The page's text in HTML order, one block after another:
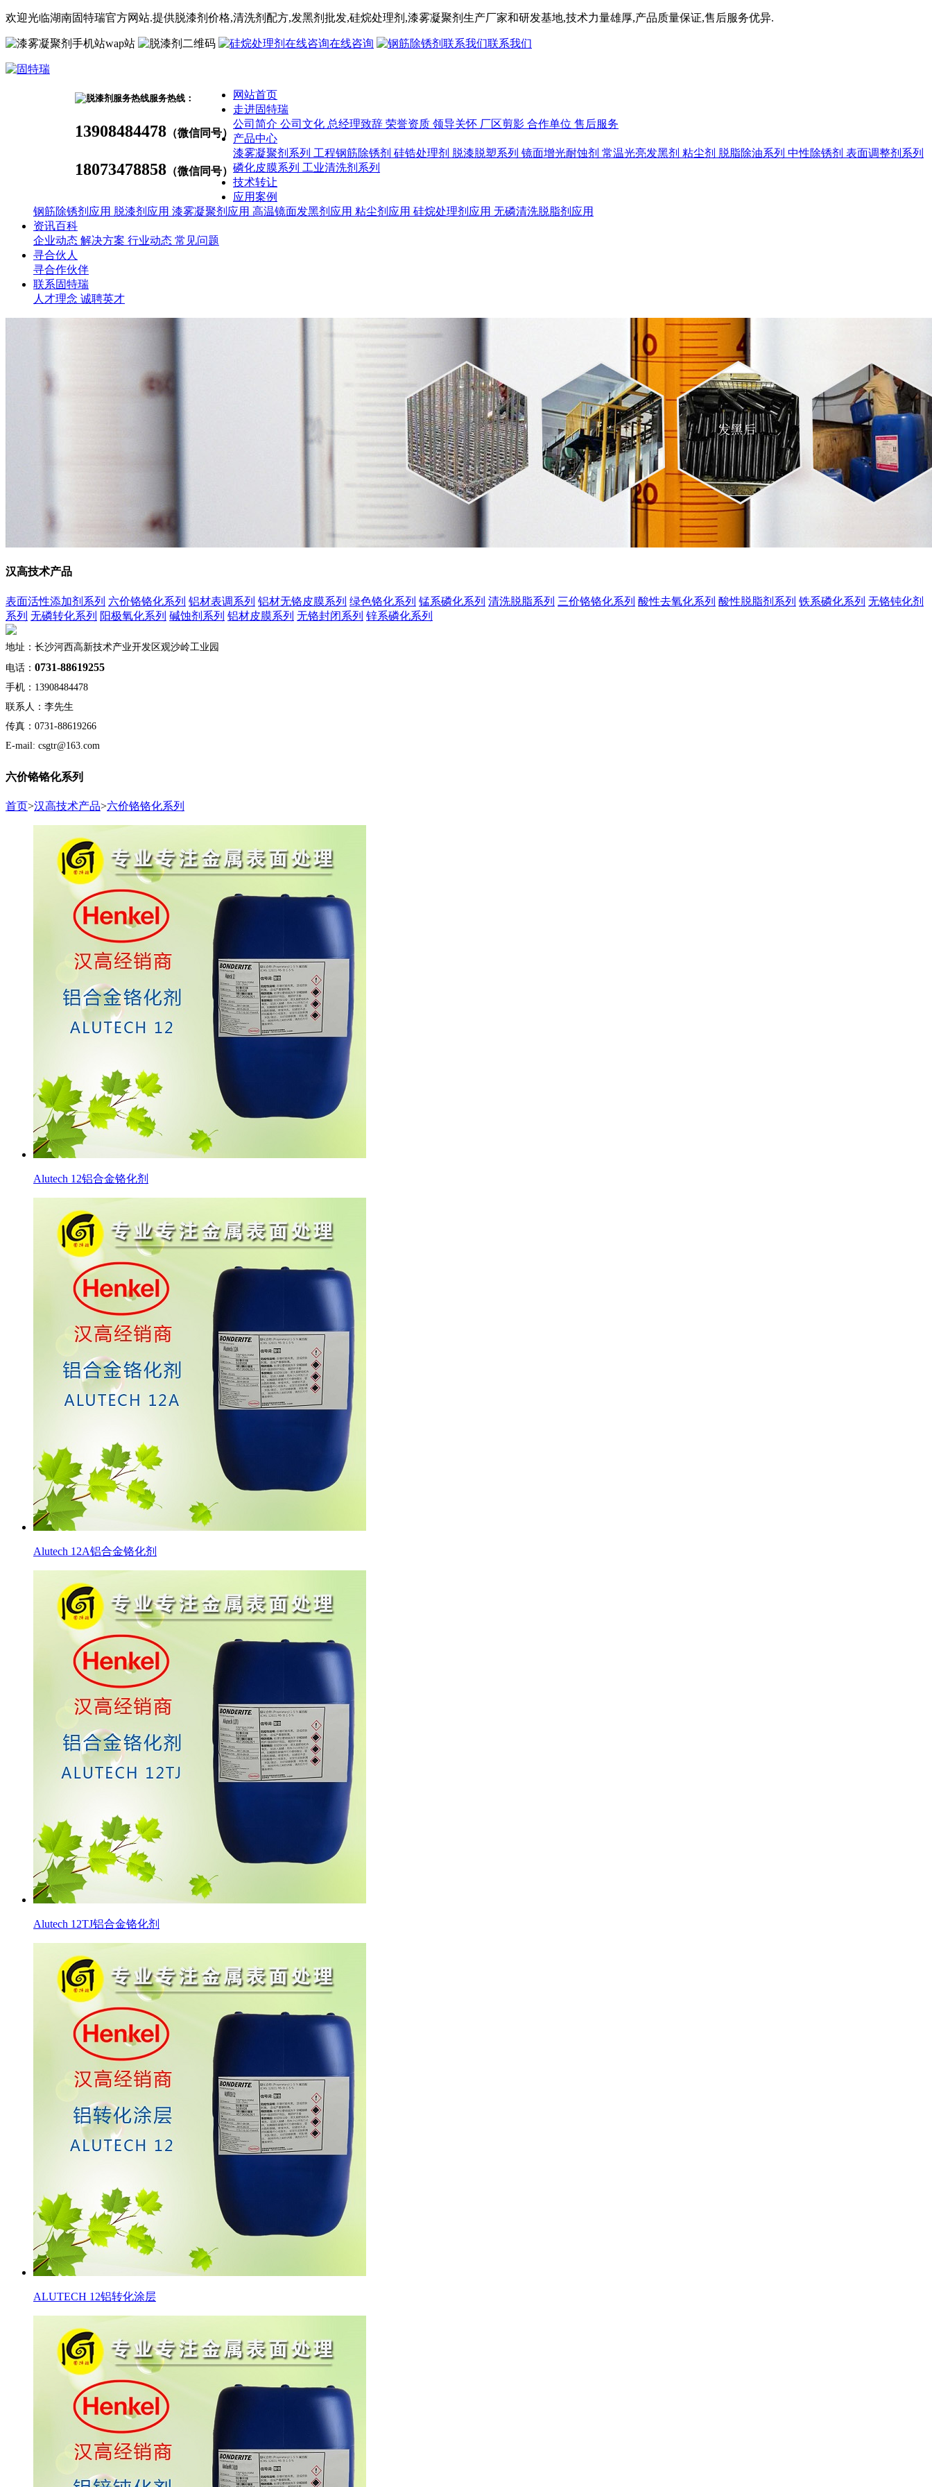
欢迎光临湖南固特瑞官方网站.提供脱漆剂价格,清洗剂 配方,发黑剂 批发,硅烷处理剂 ,漆雾凝聚剂 生产厂家和研发基地,技术力量雄厚,产品质量保证,售后服务优异.
wap站 在线咨询 联系我们
服务热线：
13908484478 （微信同号）
18073478858 （微信同号）
网站首页
走进固特瑞
公司简介 公司文化 总经理致辞 荣誉资质 领导关怀 厂区剪影 合作单位 售后服务
产品中心
漆雾凝聚剂系列 工程钢筋除锈剂 硅锆处理剂 脱漆脱塑系列 镜面增光耐蚀剂 常温光亮发黑剂 粘尘剂 脱脂除油系列 中性除锈剂 表面调整剂系列
磷化皮膜系列 工业清洗剂系列
技术转让
应用案例
钢筋除锈剂应用 脱漆剂应用 漆雾凝聚剂应用 高温镜面发黑剂应用 粘尘剂应用 硅烷处理剂应用 无磷清洗脱脂剂应用
资讯百科
企业动态 解决方案 行业动态 常见问题
寻合伙人
寻合作伙伴
联系固特瑞
人才理念 诚聘英才
汉高技术产品
表面活性添加剂系列 六价铬铬化系列 铝材表调系列 铝材无铬皮膜系列 绿色铬化系列 锰系磷化系列 清洗脱脂系列 三价铬铬化系列 酸性去氧化系列 酸性脱脂剂系列 铁系磷化系列 无铬钝化剂
系列 无磷转化系列 阳极氧化系列 碱蚀剂系列 铝材皮膜系列 无铬封闭系列 锌系磷化系列
地址：长沙河西高新技术产业开发区观沙岭工业园
电话： 0731-88619255
手机：13908484478
联系人：李先生
传真：0731-88619266
E-mail: csgtr@163.com
六价铬铬化系列
首页>汉高技术产品>六价铬铬化系列
Alutech 12铝合金铬化剂
Alutech 12A铝合金铬化剂
Alutech 12TJ铝合金铬化剂
ALUTECH 12铝转化涂层